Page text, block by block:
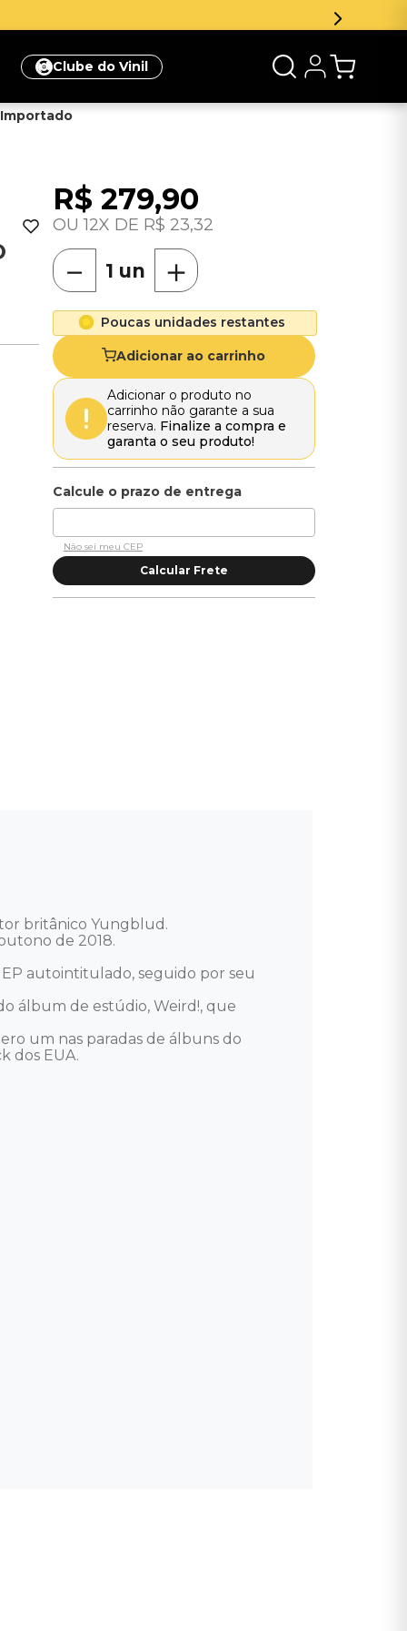
se na newsletter e ganhe 5% de desconto na sua
Clube do Vinil
R$ 279,90
12 R$ 23,32
＋
－
Poucas unidades restantes
Adicionar ao carrinho
Adicionar o produto no
carrinho não garante a sua
reserva. Finalize a compra e
garanta o seu produto!
Não sei meu CEP
britânico Yungblud.
de 2018.
autointitulado, seguido por seu
álbum de estúdio, Weird!, que
um nas paradas de álbuns do
dos EUA.